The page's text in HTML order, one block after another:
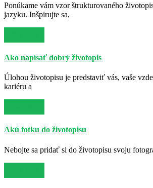
Ponúkame vám vzor štrukturovaného
jazyku. Inšpirujte sa,
Ako napísať dobrý životopis
Úlohou životopisu je predstaviť vás, vaše
kariéru a
Akú fotku do životopisu
Nebojte sa pridať si do životopisu svoju